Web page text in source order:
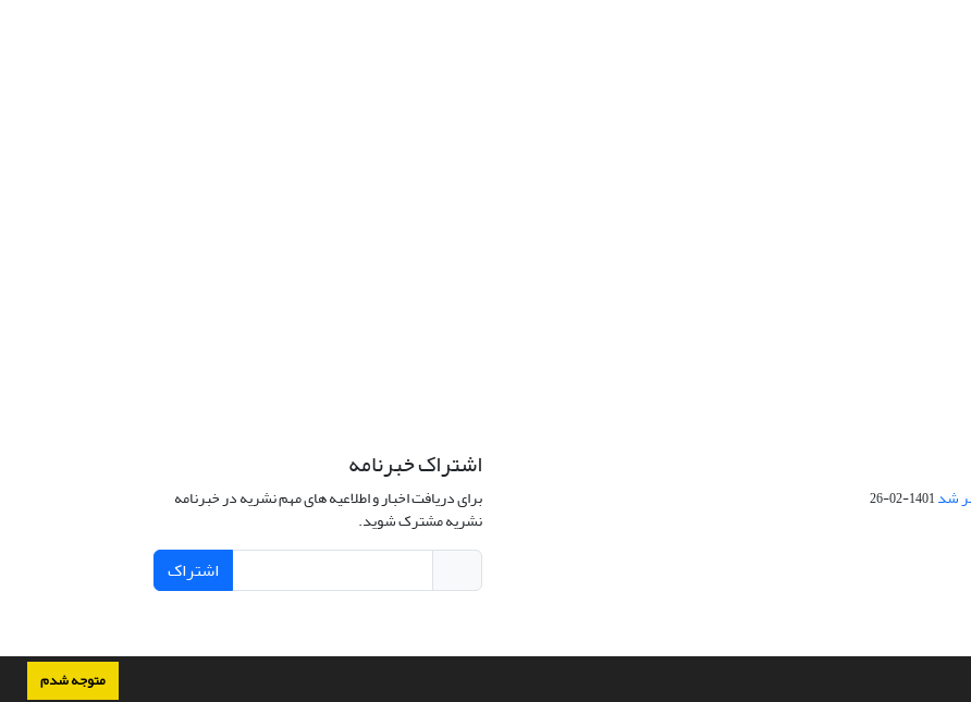
متوجه شدم
1401-02-26
اشتراک خبرنامه
برای دریافت اخبار و اطلاعیه های مهم نشریه در خبرنامه
نشریه مشترک شوید.
اشتراک